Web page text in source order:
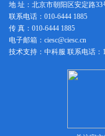
地 址：北京市朝阳区安定路33
联系电话：010-6444 1885
传 真：010-6444 1885
电子邮箱：ciesc@ciesc.cn
技术支持：中科服 联系电话：